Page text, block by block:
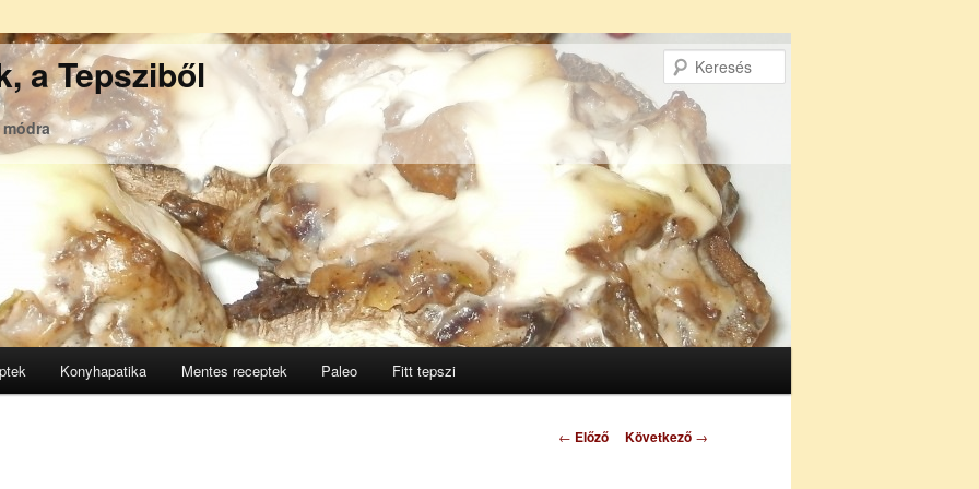
a Tepsziből
Konyhapatika Mentes receptek Paleo Fitt tepszi
Bejegyzés
← Előző Következő →